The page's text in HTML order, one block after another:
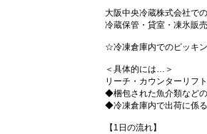
大阪中央冷蔵株式会社で
冷蔵保管・貸室・凍氷販
☆冷凍倉庫内でのピッキ
＜具体的には…＞
リーチ・カウンターリフ
◆梱包された魚介類など
◆冷凍倉庫内で出荷に係
【1日の流れ】